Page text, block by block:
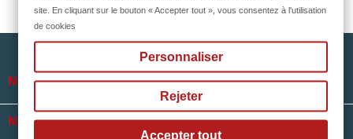
NOTRE SOCIÉTÉ 
NOS HORAIRES 
site. En cliquant sur le bouton « Accepter tout », vous consentez à l'utilisation
de cookies
Personnaliser
Rejeter
Accepter tout